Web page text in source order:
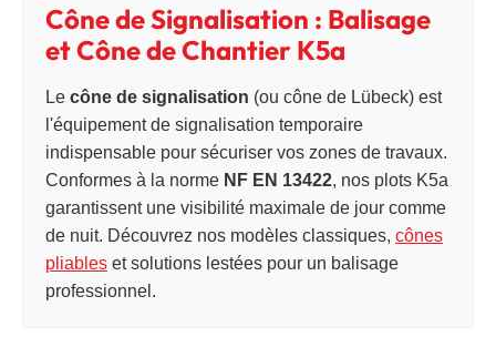
Cône de Signalisation : Balisage
et Cône de Chantier K5a
Le cône de signalisation (ou cône de Lübeck) est
l'équipement de signalisation temporaire
indispensable pour sécuriser vos zones de travaux.
Conformes à la norme NF EN 13422, nos plots K5a
garantissent une visibilité maximale de jour comme
de nuit. Découvrez nos modèles classiques, cônes
pliables et solutions lestées pour un balisage
professionnel.